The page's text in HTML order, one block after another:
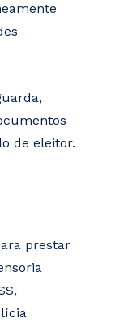
de eleitor.
prestar